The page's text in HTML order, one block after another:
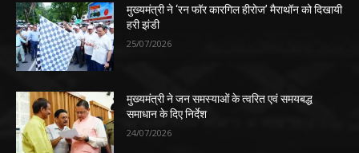
मुख्यमंत्री ने ‘रन फॉर कारगिल हीरोज’ मैराथॉन को दिखायी
हरी झंडी
25/07/2026
मुख्यमंत्री ने जन समस्याओं के त्वरित एवं समयबद्ध
समाधान के दिए निर्देश
24/07/2026